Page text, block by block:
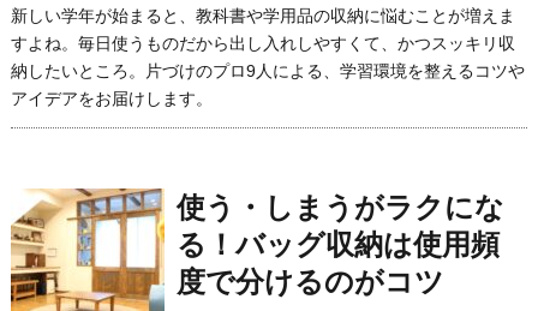
新しい学年が始まると、教科書や学用品の収納に悩むことが増えま
すよね。毎日使うものだから出し入れしやすくて、かつスッキリ収
納したいところ。片づけのプロ9人による、学習環境を整えるコツや
アイデアをお届けします。
使う・しまうがラクにな
る！バッグ収納は使用頻
度で分けるのがコツ